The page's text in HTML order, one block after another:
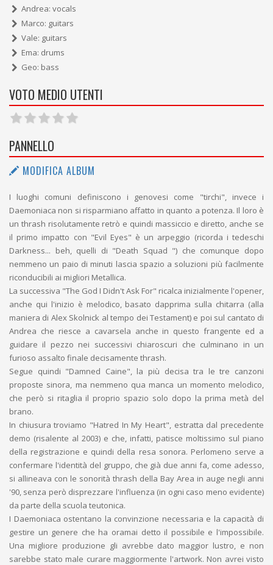
Andrea: vocals
Marco: guitars
Vale: guitars
Ema: drums
Geo: bass
VOTO MEDIO UTENTI
PANNELLO
MODIFICA ALBUM
I luoghi comuni definiscono i genovesi come "tirchi", invece i
Daemoniaca non si risparmiano affatto in quanto a potenza. Il loro è
un thrash risolutamente retrò e quindi massiccio e diretto, anche se
il primo impatto con "Evil Eyes" è un arpeggio (ricorda i tedeschi
Darkness... beh, quelli di "Death Squad ") che comunque dopo
nemmeno un paio di minuti lascia spazio a soluzioni più facilmente
riconducibili ai migliori Metallica.
La successiva "The God I Didn't Ask For" ricalca inizialmente l'opener,
anche qui l'inizio è melodico, basato dapprima sulla chitarra (alla
maniera di Alex Skolnick al tempo dei Testament) e poi sul cantato di
Andrea che riesce a cavarsela anche in questo frangente ed a
guidare il pezzo nei successivi chiaroscuri che culminano in un
furioso assalto finale decisamente thrash.
Segue quindi "Damned Caine", la più decisa tra le tre canzoni
proposte sinora, ma nemmeno qua manca un momento melodico,
che però si ritaglia il proprio spazio solo dopo la prima metà del
brano.
In chiusura troviamo "Hatred In My Heart", estratta dal precedente
demo (risalente al 2003) e che, infatti, patisce moltissimo sul piano
della registrazione e quindi della resa sonora. Perlomeno serve a
confermare l'identità del gruppo, che già due anni fa, come adesso,
si allineava con le sonorità thrash della Bay Area in auge negli anni
'90, senza però disprezzare l'influenza (in ogni caso meno evidente)
da parte della scuola teutonica.
I Daemoniaca ostentano la convinzione necessaria e la capacità di
gestire un genere che ha oramai detto il possibile e l'impossibile.
Una migliore produzione gli avrebbe dato maggior lustro, e non
sarebbe stato male curare maggiormente l'artwork. Non avrei visto